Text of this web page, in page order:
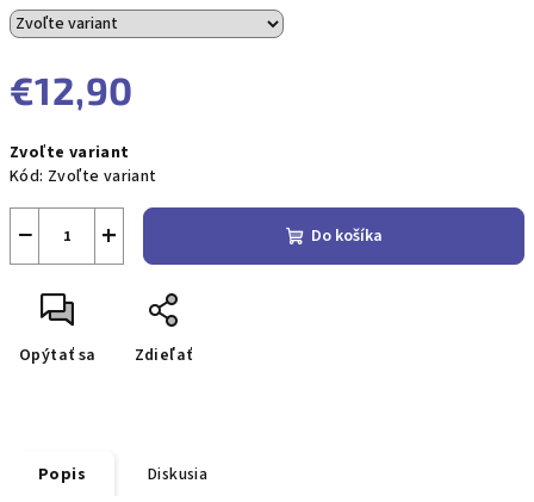
€12,90
cena:
Zvoľte variant
Kód: Zvoľte variant
+
− Do košíka
Opýtať sa Zdieľať
Popis Diskusia